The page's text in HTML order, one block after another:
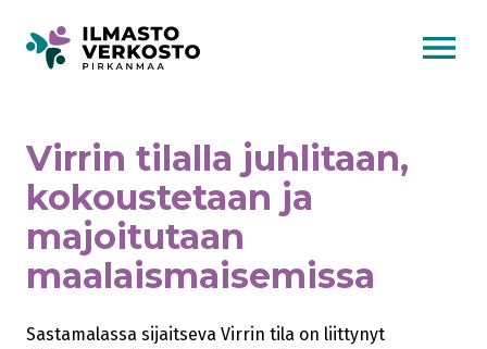
Virrin tilalla juhlitaan,
kokoustetaan ja
majoitutaan
maalaismaisemissa
Sastamalassa sijaitseva Virrin tila on liittynyt